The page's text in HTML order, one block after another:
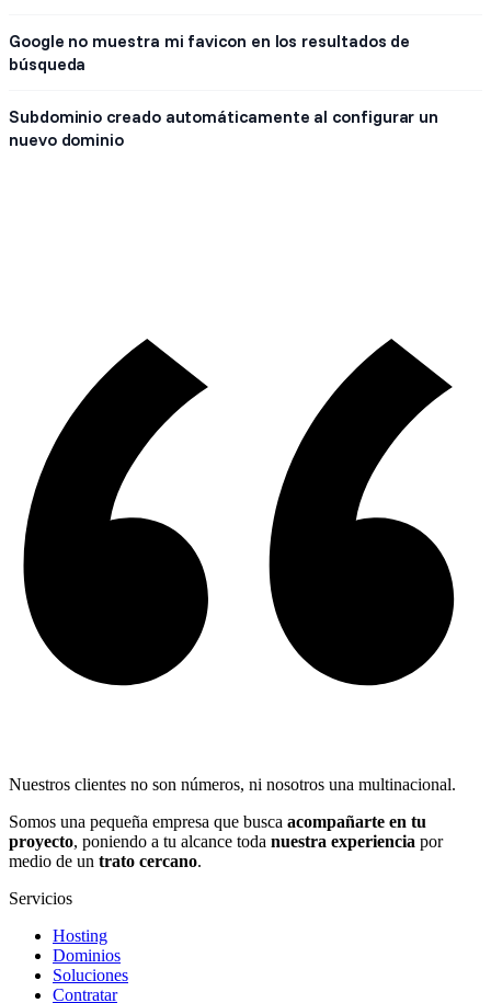
Google no muestra mi favicon en los resultados de
búsqueda
Subdominio creado automáticamente al configurar un
nuevo dominio
Nuestros clientes no son números, ni nosotros una multinacional.
Somos una pequeña empresa que busca acompañarte en tu
proyecto, poniendo a tu alcance toda nuestra experiencia por
medio de un trato cercano.
Servicios
Hosting
Dominios
Soluciones
Contratar